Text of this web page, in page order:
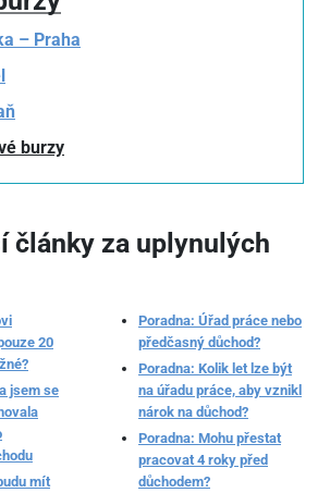
– Praha
burzy
články za uplynulých
20
jsem se
mít
Poradna: Úřad práce nebo
předčasný důchod?
Poradna: Kolik let lze být
na úřadu práce, aby vznikl
nárok na důchod?
Poradna: Mohu přestat
pracovat 4 roky před
důchodem?